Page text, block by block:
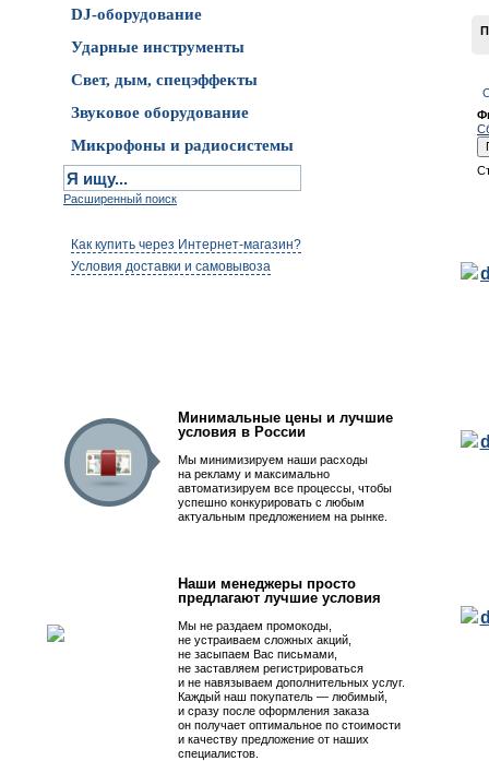
DJ-оборудование
Ударные инструменты
Свет, дым, спецэффекты
Звуковое оборудование
Микрофоны и радиосистемы
Расширенный поиск
Как купить через Интернет-магазин?
Условия доставки и самовывоза
Минимальные цены и лучшие
условия в России
Мы минимизируем наши расходы
на рекламу и максимально
автоматизируем все процессы, чтобы
успешно конкурировать с любым
актуальным предложением на рынке.
Наши менеджеры просто
предлагают лучшие условия
Мы не раздаем промокоды,
не устраиваем сложных акций,
не засыпаем Вас письмами,
не заставляем регистрироваться
и не навязываем дополнительных услуг.
Каждый наш покупатель — любимый,
и сразу после оформления заказа
он получает оптимальное по стоимости
и качеству предложение от наших
специалистов.